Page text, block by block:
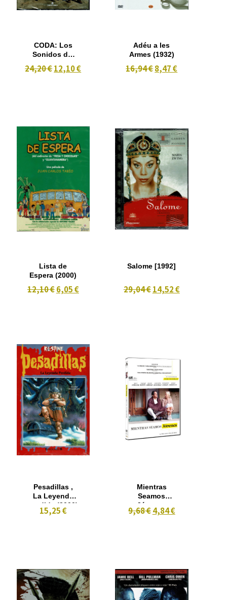
CODA: Los
Sonidos del
Silencio
(2021)
24,20 €12,10 €
Adéu a les
Armes (1932)
16,94 €8,47 €
Lista de
Espera (2000)
12,10 € 6,05 €
Salome [1992]
29,04 € 14,52 €
Pesadillas ,
La Leyenda
perdida (2000)
Nº 45
15,25 €
Mientras
Seamos
Jóvenes
(2014)
9,68 € 4,84 €